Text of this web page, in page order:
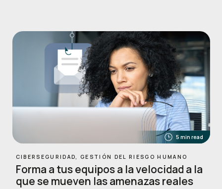
5 min read
CIBERSEGURIDAD, GESTIÓN DEL RIESGO HUMANO
Forma a tus equipos a la velocidad a la
que se mueven las amenazas reales